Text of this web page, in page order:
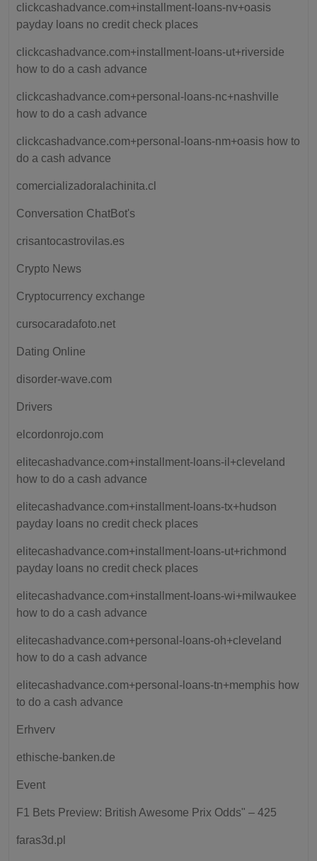
clickcashadvance.com+installment-loans-nv+oasis
payday loans no credit check places
clickcashadvance.com+installment-loans-ut+riverside
how to do a cash advance
clickcashadvance.com+personal-loans-nc+nashville
how to do a cash advance
clickcashadvance.com+personal-loans-nm+oasis how to
do a cash advance
comercializadoralachinita.cl
Conversation ChatBot's
crisantocastrovilas.es
Crypto News
Cryptocurrency exchange
cursocaradafoto.net
Dating Online
disorder-wave.com
Drivers
elcordonrojo.com
elitecashadvance.com+installment-loans-il+cleveland
how to do a cash advance
elitecashadvance.com+installment-loans-tx+hudson
payday loans no credit check places
elitecashadvance.com+installment-loans-ut+richmond
payday loans no credit check places
elitecashadvance.com+installment-loans-wi+milwaukee
how to do a cash advance
elitecashadvance.com+personal-loans-oh+cleveland
how to do a cash advance
elitecashadvance.com+personal-loans-tn+memphis how
to do a cash advance
Erhverv
ethische-banken.de
Event
F1 Bets Preview: British Awesome Prix Odds" – 425
faras3d.pl